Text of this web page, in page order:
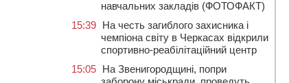
навчальних закладів (ФОТОФАКТ)
15:39 На честь загиблого захисника і
чемпіона світу в Черкасах відкрили
спортивно-реабілітаційний центр
15:05 На Звенигородщині, попри